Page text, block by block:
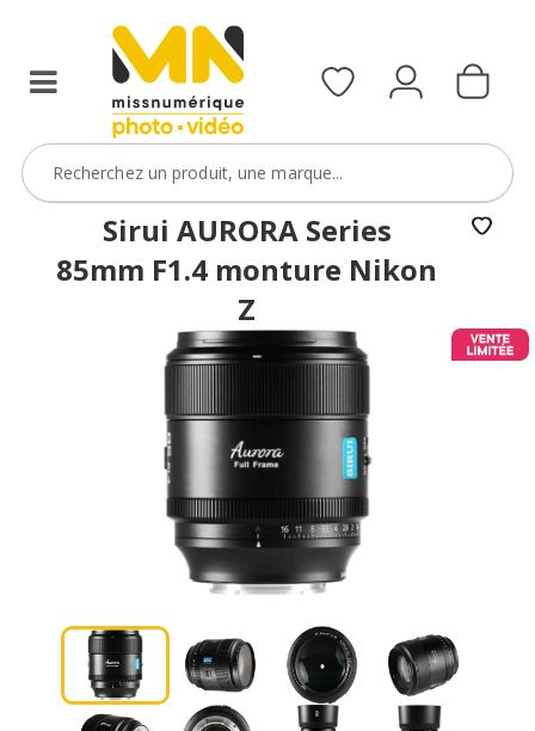
le
ObjectifFiltre5
VOIR L'OFFRE
Sirui AURORA Series
85mm F1.4 monture Nikon
Z